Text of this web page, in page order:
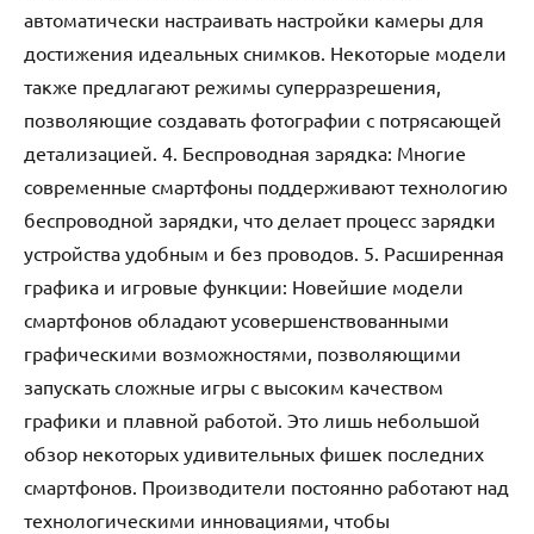
автоматически настраивать настройки камеры для
достижения идеальных снимков. Некоторые модели
также предлагают режимы суперразрешения,
позволяющие создавать фотографии с потрясающей
детализацией. 4. Беспроводная зарядка: Многие
современные смартфоны поддерживают технологию
беспроводной зарядки, что делает процесс зарядки
устройства удобным и без проводов. 5. Расширенная
графика и игровые функции: Новейшие модели
смартфонов обладают усовершенствованными
графическими возможностями, позволяющими
запускать сложные игры с высоким качеством
графики и плавной работой. Это лишь небольшой
обзор некоторых удивительных фишек последних
смартфонов. Производители постоянно работают над
технологическими инновациями, чтобы